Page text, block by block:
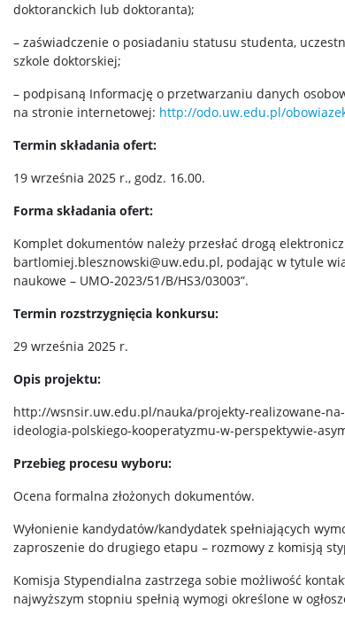
doktoranckich lub doktoranta);
– zaświadczenie o posiadaniu statusu studenta,
szkole doktorskiej;
– podpisaną Informację o przetwarzaniu danych
na stronie internetowej: http://odo.uw.edu.pl/
Termin składania ofert:
19 września 2025 r., godz. 16.00.
Forma składania ofert:
Komplet dokumentów należy przesłać drogą
bartlomiej.blesznowski@uw.edu.pl, podając w tytule
naukowe – UMO-2023/51/B/HS3/03003”.
Termin rozstrzygnięcia konkursu:
29 września 2025 r.
Opis projektu:
http://wsnsir.uw.edu.pl/nauka/projekty-realizowane-
ideologia-polskiego-kooperatyzmu-w-perspektywie-
Przebieg procesu wyboru:
Ocena formalna złożonych dokumentów.
Wyłonienie kandydatów/kandydatek spełniających
zaproszenie do drugiego etapu – rozmowy z komisją
Komisja Stypendialna zastrzega sobie możliwość
najwyższym stopniu spełnią wymogi określone w